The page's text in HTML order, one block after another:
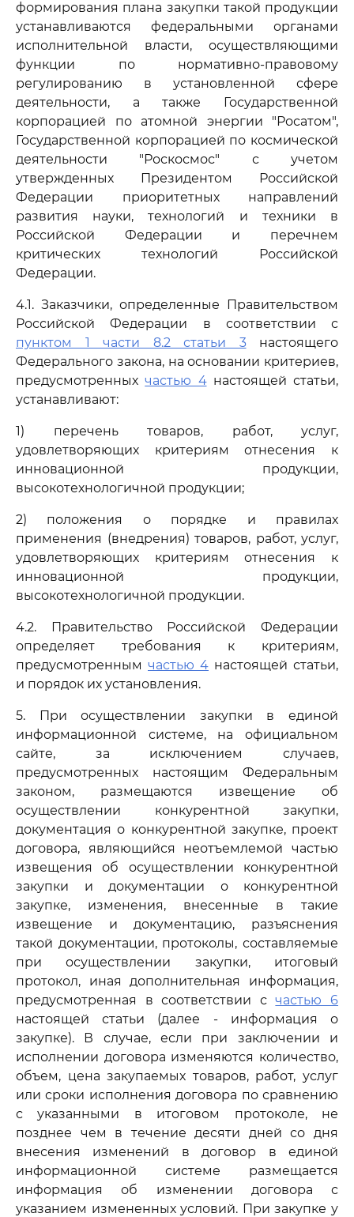
формирования плана закупки такой продукции
устанавливаются федеральными органами
исполнительной власти, осуществляющими
функции по нормативно-правовому
регулированию в установленной сфере
деятельности, а также Государственной
корпорацией по атомной энергии "Росатом",
Государственной корпорацией по космической
деятельности "Роскосмос" с учетом
утвержденных Президентом Российской
Федерации приоритетных направлений
развития науки, технологий и техники в
Российской Федерации и перечнем
критических технологий Российской
Федерации.
4.1. Заказчики, определенные Правительством
Российской Федерации в соответствии с
пунктом 1 части 8.2 статьи 3настоящего
Федерального закона, на основании критериев,
предусмотренныхчастью 4настоящей статьи,
устанавливают:
1) перечень товаров, работ, услуг,
удовлетворяющих критериям отнесения к
инновационной продукции,
высокотехнологичной продукции;
2) положения о порядке и правилах
применения (внедрения) товаров, работ, услуг,
удовлетворяющих критериям отнесения к
инновационной продукции,
высокотехнологичной продукции.
4.2. Правительство Российской Федерации
определяет требования к критериям,
предусмотренным частью 4 настоящей статьи,
и порядок их установления.
5. При осуществлении закупки в единой
информационной системе, на официальном
сайте, за исключением случаев,
предусмотренных настоящим Федеральным
законом, размещаются извещение об
осуществлении конкурентной закупки,
документация о конкурентной закупке, проект
договора, являющийся неотъемлемой частью
извещения об осуществлении конкурентной
закупки и документации о конкурентной
закупке, изменения, внесенные в такие
извещение и документацию, разъяснения
такой документации, протоколы, составляемые
при осуществлении закупки, итоговый
протокол, иная дополнительная информация,
предусмотренная в соответствии счастью 6
настоящей статьи (далее - информация о
закупке). В случае, если при заключении и
исполнении договора изменяются количество,
объем, цена закупаемых товаров, работ, услуг
или сроки исполнения договора по сравнению
с указанными в итоговом протоколе, не
позднее чем в течение десяти дней со дня
внесения изменений в договор в единой
информационной системе размещается
информация об изменении договора с
указанием измененных условий. При закупке у